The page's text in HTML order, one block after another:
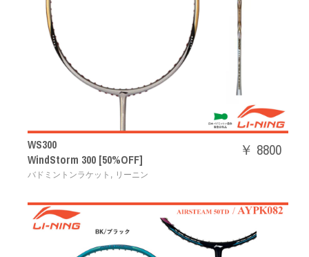
WS300
WindStorm 300 [50%OFF]
バドミントンラケット , リーニン
￥ 8800